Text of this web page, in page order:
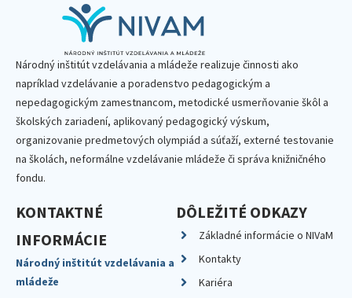
Národný inštitút vzdelávania a mládeže realizuje činnosti ako
napríklad vzdelávanie a poradenstvo pedagogickým a
nepedagogickým zamestnancom, metodické usmerňovanie škôl a
školských zariadení, aplikovaný pedagogický výskum,
organizovanie predmetových olympiád a súťaží, externé testovanie
na školách, neformálne vzdelávanie mládeže či správa knižničného
fondu.
KONTAKTNÉ
INFORMÁCIE
Národný inštitút vzdelávania a
mládeže
DÔLEŽITÉ ODKAZY
Základné informácie o NIVaM
Kontakty
Kariéra